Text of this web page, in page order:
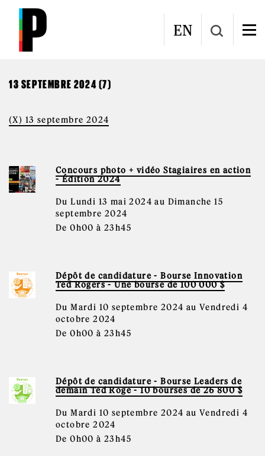
Aller au contenu principal
EN
CALENDRIER
13 SEPTEMBRE 2024 (7)
(X) 13 septembre 2024
Concours photo + vidéo Stagiaires en action
- Édition 2024
Du Lundi 13 mai 2024 au Dimanche 15
septembre 2024
De 0h00 à 23h45
Dépôt de candidature - Bourse Innovation
Ted Rogers - Une bourse de 100 000 $
Du Mardi 10 septembre 2024 au Vendredi 4
octobre 2024
De 0h00 à 23h45
Dépôt de candidature - Bourse Leaders de
demain Ted Roge - 10 bourses de 26 800 $
Du Mardi 10 septembre 2024 au Vendredi 4
octobre 2024
De 0h00 à 23h45